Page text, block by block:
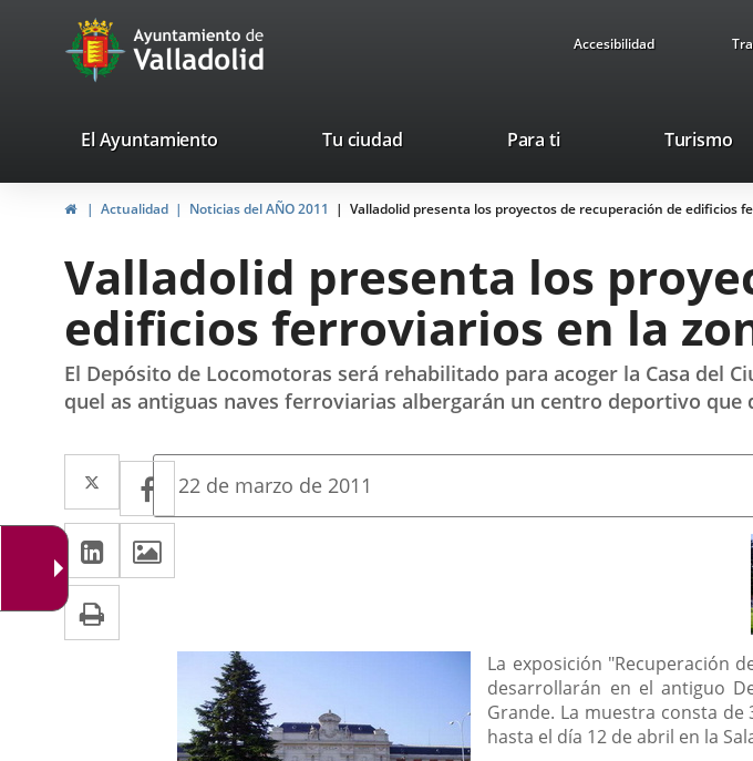
Portal
Web
Ayuntamiento
de
Accesibilidad
valladolid.es
El Ayuntamiento Tu ciudad Para ti TurismoThis
HomeActualidad Noticias del AÑO 2011 Valladolid presenta los proyectos de recuperación de edificios
Valladolid presenta los
edificios ferroviarios en la
El Depósito de Locomotoras será rehabilitado para acoger la Casa del
quel as antiguas naves ferroviarias albergarán un centro deportivo que
Twitter
Enlace
a
una
aplicación
externa.
Facebook
Enlace
a
una
Linkedin
Enlace
a
una
aplicación
Images
Fecha
la
22 de marzo de 2011
Descripción
La exposición "Recuperación
desarrollarán en el antiguo
Grande. La muestra consta
hasta el día 12 de abril en la